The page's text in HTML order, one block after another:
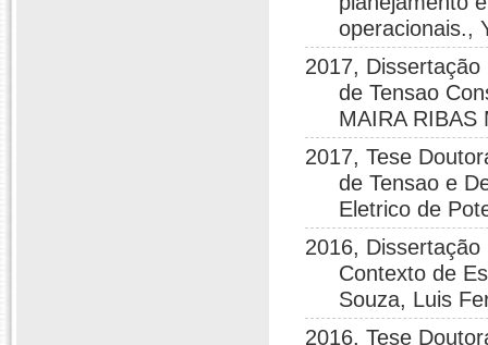
operacionais.,
2017,
de Tensao
MAIRA RIBAS
2017, Tese
de Tensao e
Eletrico de
2016,
Contexto de
Souza, Luis
2016, Tese